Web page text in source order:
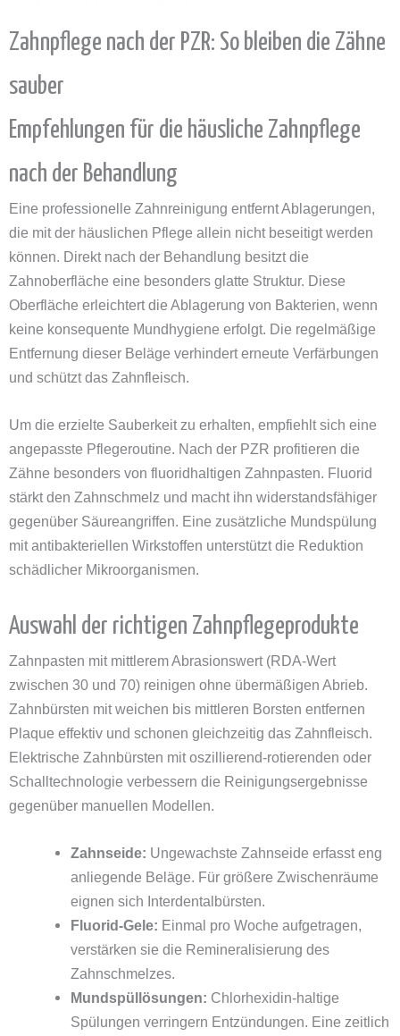
Zahnpflege nach der PZR: So bleiben die Zähne
sauber
Empfehlungen für die häusliche Zahnpflege
nach der Behandlung
Eine professionelle Zahnreinigung entfernt Ablagerungen,
die mit der häuslichen Pflege allein nicht beseitigt werden
können. Direkt nach der Behandlung besitzt die
Zahnoberfläche eine besonders glatte Struktur. Diese
Oberfläche erleichtert die Ablagerung von Bakterien, wenn
keine konsequente Mundhygiene erfolgt. Die regelmäßige
Entfernung dieser Beläge verhindert erneute Verfärbungen
und schützt das Zahnfleisch.
Um die erzielte Sauberkeit zu erhalten, empfiehlt sich eine
angepasste Pflegeroutine. Nach der PZR profitieren die
Zähne besonders von fluoridhaltigen Zahnpasten. Fluorid
stärkt den Zahnschmelz und macht ihn widerstandsfähiger
gegenüber Säureangriffen. Eine zusätzliche Mundspülung
mit antibakteriellen Wirkstoffen unterstützt die Reduktion
schädlicher Mikroorganismen.
Auswahl der richtigen Zahnpflegeprodukte
Zahnpasten mit mittlerem Abrasionswert (RDA-Wert
zwischen 30 und 70) reinigen ohne übermäßigen Abrieb.
Zahnbürsten mit weichen bis mittleren Borsten entfernen
Plaque effektiv und schonen gleichzeitig das Zahnfleisch.
Elektrische Zahnbürsten mit oszillierend-rotierenden oder
Schalltechnologie verbessern die Reinigungsergebnisse
gegenüber manuellen Modellen.
Zahnseide: Ungewachste Zahnseide erfasst eng
anliegende Beläge. Für größere Zwischenräume
eignen sich Interdentalbürsten.
Fluorid-Gele: Einmal pro Woche aufgetragen,
verstärken sie die Remineralisierung des
Zahnschmelzes.
Mundspüllösungen: Chlorhexidin-haltige
Spülungen verringern Entzündungen. Eine zeitlich